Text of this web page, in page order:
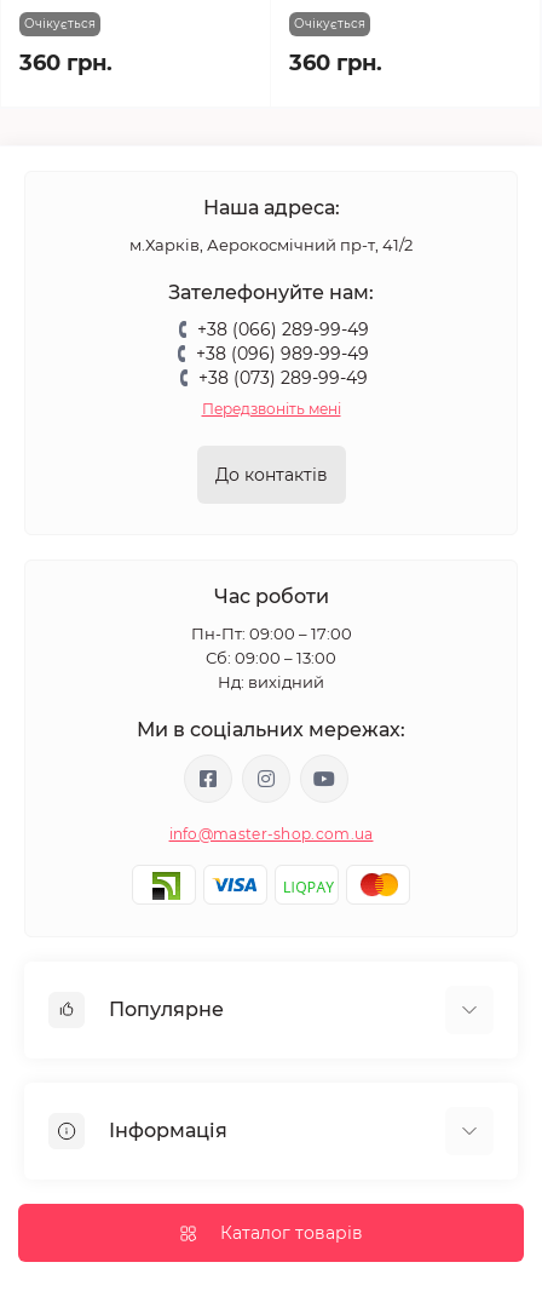
Очікується
360 грн.
Очікується
360 грн.
Наша адреса:
м.Харків, Аерокосмічний пр-т, 41/2
Зателефонуйте нам:
+38 (066) 289-99-49
+38 (096) 989-99-49
+38 (073) 289-99-49
Передзвоніть мені
До контактів
Час роботи
Пн-Пт: 09:00 – 17:00
Сб: 09:00 – 13:00
Нд: вихідний
Ми в соціальних мережах:
info@master-shop.com.ua
Популярне
Парафінотерапія
Вії та брови
Дезінфекція та стерилізація
Інформація
Доставка та оплата
Корисні статті
Каталог товарів